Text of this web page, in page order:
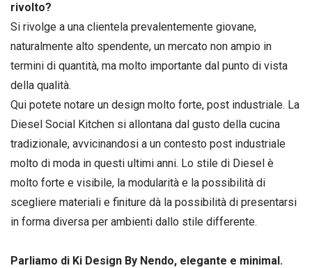
rivolto?
Si rivolge a una clientela prevalentemente giovane,
naturalmente alto spendente, un mercato non ampio in
termini di quantità, ma molto importante dal punto di vista
della qualità.
Qui potete notare un design molto forte, post industriale. La
Diesel Social Kitchen si allontana dal gusto della cucina
tradizionale, avvicinandosi a un contesto post industriale
molto di moda in questi ultimi anni. Lo stile di Diesel è
molto forte e visibile, la modularità e la possibilità di
scegliere materiali e finiture dà la possibilità di presentarsi
in forma diversa per ambienti dallo stile differente.
Parliamo di Ki Design By Nendo, elegante e minimal.